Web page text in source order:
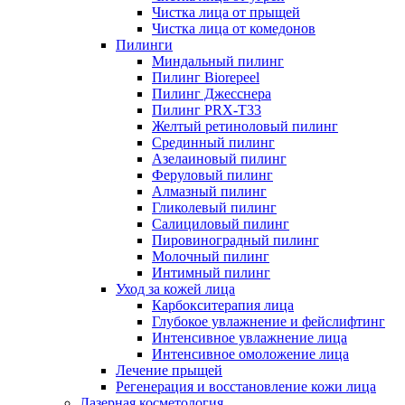
Чистка лица от прыщей
Чистка лица от комедонов
Пилинги
Миндальный пилинг
Пилинг Biorepeel
Пилинг Джесснера
Пилинг PRX-T33
Желтый ретиноловый пилинг
Срединный пилинг
Азелаиновый пилинг
Феруловый пилинг
Алмазный пилинг
Гликолевый пилинг
Салициловый пилинг
Пировиноградный пилинг
Молочный пилинг
Интимный пилинг
Уход за кожей лица
Карбокситерапия лица
Глубокое увлажнение и фейслифтинг
Интенсивное увлажнение лица
Интенсивное омоложение лица
Лечение прыщей
Регенерация и восстановление кожи лица